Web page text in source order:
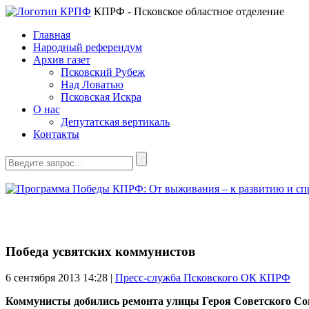
КПРФ - Псковское областное отделение
Главная
Народный референдум
Архив газет
Псковский Рубеж
Над Ловатью
Псковская Искра
О нас
Депутатская вертикаль
Контакты
Победа усвятских коммунистов
6 сентября 2013 14:28 | Пресс-служба Псковского ОК КПРФ
Коммунисты добились ремонта улицы Героя Советского